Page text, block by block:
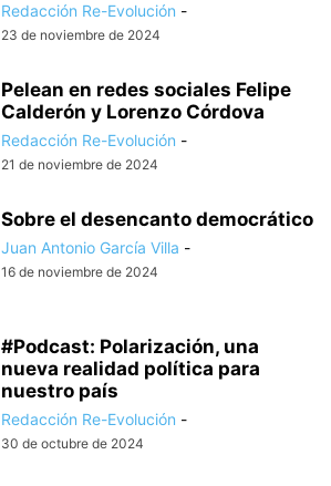
Redacción Re-Evolución -
23 de noviembre de 2024
Pelean en redes sociales Felipe
Calderón y Lorenzo Córdova
Redacción Re-Evolución -
21 de noviembre de 2024
Sobre el desencanto democrático
Juan Antonio García Villa -
16 de noviembre de 2024
#Podcast: Polarización, una
nueva realidad política para
nuestro país
Redacción Re-Evolución -
30 de octubre de 2024